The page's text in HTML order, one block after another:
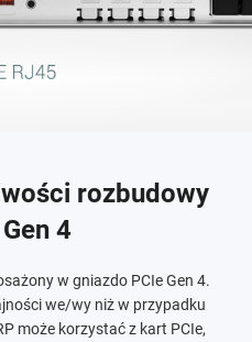
rozbudowy
4
w gniazdo PCIe Gen 4.
we/wy niż w przypadku
może korzystać z kart PCIe,